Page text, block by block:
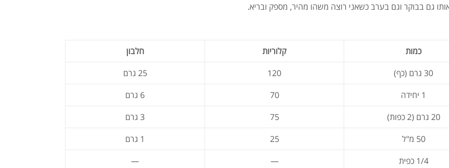
כמות קלוריות
חלבון
30 גרם (כף) 120
25 גרם
1 יחידה 70
6 גרם
20 גרם (2 כפות) 75
3 גרם
50 מ"ל 25
1 גרם
1/4 כפית —
—